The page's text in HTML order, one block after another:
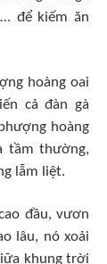
để kiếm ăn
hoàng oai
cả đàn gà
hoàng
tầm thường,
lẫm liệt.
đầu, vươn
lâu, nó xoải
khung trời